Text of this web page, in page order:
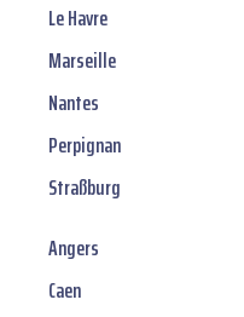
Le Havre
Marseille
Nantes
Perpignan
Straßburg
Angers
Caen